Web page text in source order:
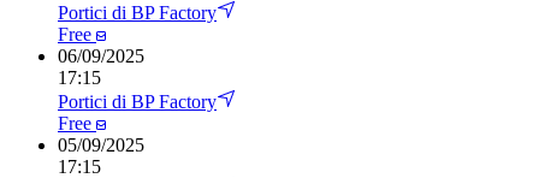
Portici di BP Factory
Free
06/09/2025
17:15
Portici di BP Factory
Free
05/09/2025
17:15